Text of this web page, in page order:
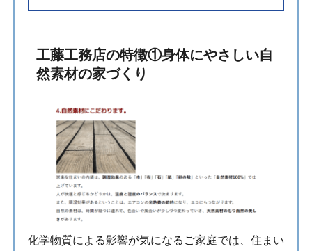
工藤工務店の特徴①身体にやさしい自
然素材の家づくり
化学物質による影響が気になるご家庭では、住まい